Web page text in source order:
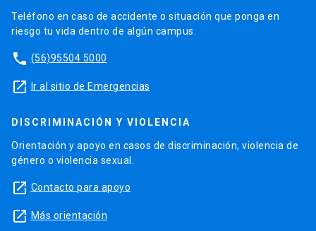
Teléfono en caso de accidente o situación que ponga en
riesgo tu vida dentro de algún campus.
phone (56)95504 5000
launch Ir al sitio de Emergencias
DISCRIMINACIÓN Y VIOLENCIA
Orientación y apoyo en casos de discriminación, violencia de
género o violencia sexual.
launch Contacto para apoyo
launch Más orientación